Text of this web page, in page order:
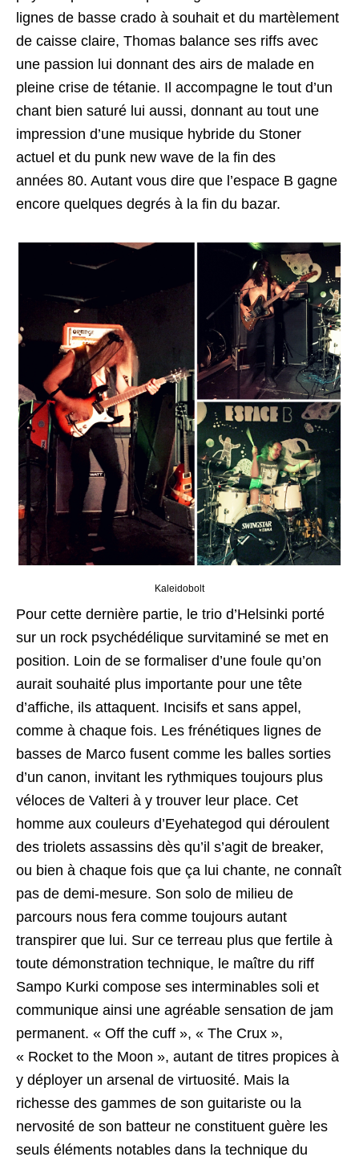
lignes de basse crado à souhait et du martèlement
de caisse claire, Thomas balance ses riffs avec
une passion lui donnant des airs de malade en
pleine crise de tétanie. Il accompagne le tout d’un
chant bien saturé lui aussi, donnant au tout une
impression d’une musique hybride du Stoner
actuel et du punk new wave de la fin des
années 80. Autant vous dire que l’espace B gagne
encore quelques degrés à la fin du bazar.
Kaleidobolt
Pour cette dernière partie, le trio d’Helsinki porté
sur un rock psychédélique survitaminé se met en
position. Loin de se formaliser d’une foule qu’on
aurait souhaité plus importante pour une tête
d’affiche, ils attaquent. Incisifs et sans appel,
comme à chaque fois. Les frénétiques lignes de
basses de Marco fusent comme les balles sorties
d’un canon, invitant les rythmiques toujours plus
véloces de Valteri à y trouver leur place. Cet
homme aux couleurs d’Eyehategod qui déroulent
des triolets assassins dès qu’il s’agit de breaker,
ou bien à chaque fois que ça lui chante, ne connaît
pas de demi-mesure. Son solo de milieu de
parcours nous fera comme toujours autant
transpirer que lui. Sur ce terreau plus que fertile à
toute démonstration technique, le maître du riff
Sampo Kurki compose ses interminables soli et
communique ainsi une agréable sensation de jam
permanent. « Off the cuff », « The Crux »,
« Rocket to the Moon », autant de titres propices à
y déployer un arsenal de virtuosité. Mais la
richesse des gammes de son guitariste ou la
nervosité de son batteur ne constituent guère les
seuls éléments notables dans la technique du